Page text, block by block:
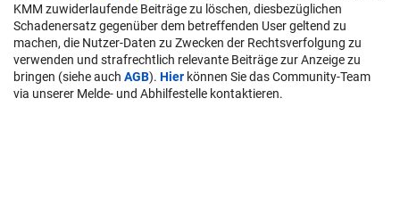
KMM zuwiderlaufende Beiträge zu löschen, diesbezüglichen
Schadenersatz gegenüber dem betreffenden User geltend zu
machen, die Nutzer-Daten zu Zwecken der Rechtsverfolgung zu
verwenden und strafrechtlich relevante Beiträge zur Anzeige zu
bringen (siehe auch AGB). Hier können Sie das Community-Team
via unserer Melde- und Abhilfestelle kontaktieren.